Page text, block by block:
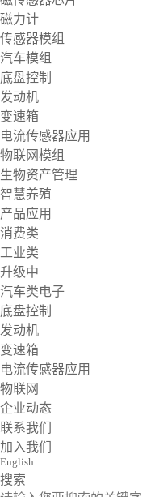
磁力计
传感器模组
汽车模组
底盘控制
发动机
变速箱
电流传感器应用
物联网模组
生物资产管理
智慧养殖
产品应用
消费类
工业类
升级中
汽车类电子
底盘控制
发动机
变速箱
电流传感器应用
物联网
企业动态
联系我们
加入我们
English
搜索